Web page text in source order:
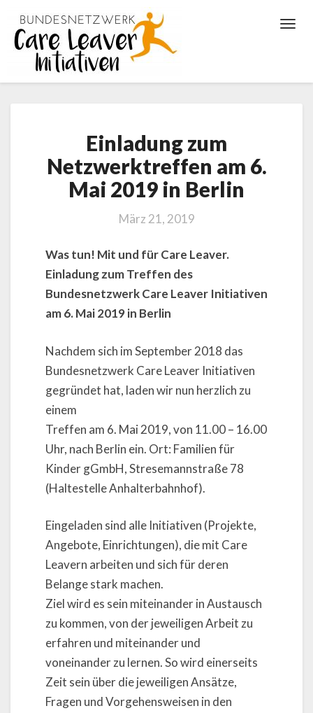
zum
Netzwerktreffen
am
6.
Mai
2019
Berlin
Einladung zum
Netzwerktreffen am 6.
Mai 2019 in Berlin
März 21, 2019
Was tun! Mit und für Care Leaver.
Einladung zum Treffen des
Bundesnetzwerk Care Leaver Initiativen
am 6. Mai 2019 in Berlin
Nachdem sich im September 2018 das
Bundesnetzwerk Care Leaver Initiativen
gegründet hat, laden wir nun herzlich zu
einem
Treffen am 6. Mai 2019, von 11.00 – 16.00
Uhr, nach Berlin ein. Ort: Familien für
Kinder gGmbH, Stresemannstraße 78
(Haltestelle Anhalterbahnhof).
Eingeladen sind alle Initiativen (Projekte,
Angebote, Einrichtungen), die mit Care
Leavern arbeiten und sich für deren
Belange stark machen.
Ziel wird es sein miteinander in Austausch
zu kommen, von der jeweiligen Arbeit zu
erfahren und miteinander und
voneinander zu lernen. So wird einerseits
Zeit sein über die jeweiligen Ansätze,
Fragen und Vorgehensweisen in den